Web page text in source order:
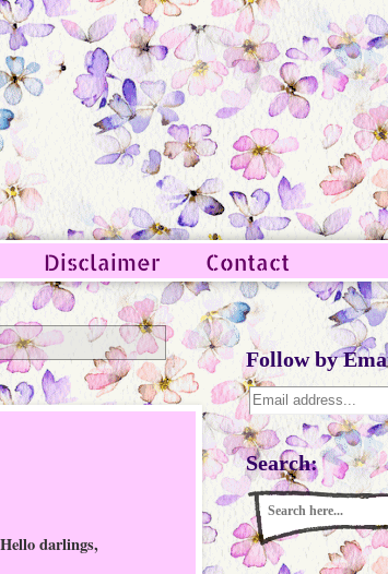
Disclaimer
Contact
Hello darlings,
Follow by
Search: